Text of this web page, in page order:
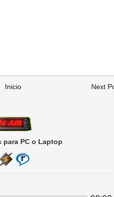
Inicio Next
para PC o Laptop